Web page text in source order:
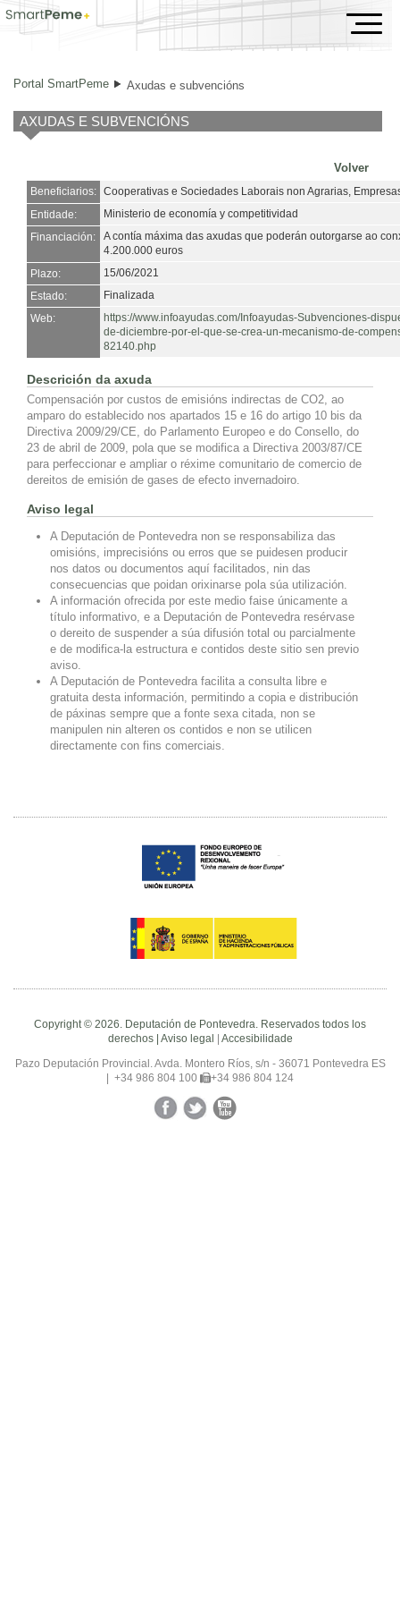
Axudas e subvencións
Portal SmartPeme Axudas e subvencións
AXUDAS E SUBVENCIÓNS
Volver
Beneficiarios: Cooperativas e Sociedades Laborais non Agrarias,
Entidade:
Ministerio de economía y competitividad
Financiación:
A contía máxima das axudas que poderán outorgarse ao
4.200.000 euros
Plazo:
15/06/2021
Estado:
Finalizada
Web:
https://www.infoayudas.com/Infoayudas-Subvenciones-
de-diciembre-por-el-que-se-crea-un-mecanismo-de-
82140.php
Descrición da axuda
Compensación por custos de emisións indirectas de CO2, ao
amparo do establecido nos apartados 15 e 16 do artigo 10 bis da
Directiva 2009/29/CE, do Parlamento Europeo e do Consello, do
23 de abril de 2009, pola que se modifica a Directiva 2003/87/CE
para perfeccionar e ampliar o réxime comunitario de comercio de
dereitos de emisión de gases de efecto invernadoiro.
Aviso legal
A Deputación de Pontevedra non se responsabiliza das
omisións, imprecisións ou erros que se puidesen producir
nos datos ou documentos aquí facilitados, nin das
consecuencias que poidan orixinarse pola súa utilización.
A información ofrecida por este medio faise únicamente a
título informativo, e a Deputación de Pontevedra resérvase
o dereito de suspender a súa difusión total ou parcialmente
e de modifica-la estructura e contidos deste sitio sen previo
aviso.
A Deputación de Pontevedra facilita a consulta libre e
gratuita desta información, permitindo a copia e distribución
de páxinas sempre que a fonte sexa citada, non se
manipulen nin alteren os contidos e non se utilicen
directamente con fins comerciais.
Copyright © 2026. Deputación de Pontevedra. Reservados todos los
derechos | Aviso legal | Accesibilidade
Pazo Deputación Provincial. Avda. Montero Ríos, s/n - 36071 Pontevedra ES
| +34 986 804 100
+34 986 804 124
FacebookTwitterYouTube